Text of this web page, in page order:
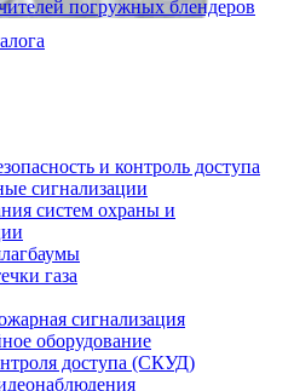
погружных блендеров
и контроль доступа
сигнализации
систем охраны и
газа
сигнализация
оборудование
доступа (СКУД)